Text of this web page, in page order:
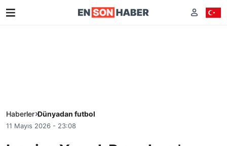
Haberler Dünyadan futbol
11 Mayıs 2026 - 23:08